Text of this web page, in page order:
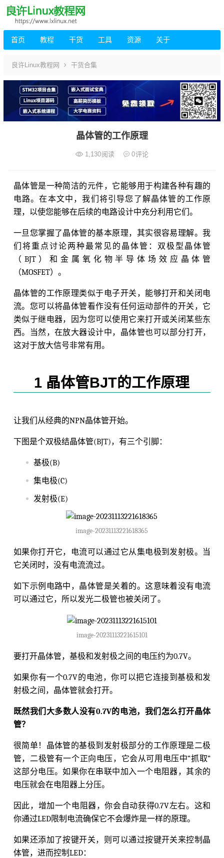
首页 教程 干货 工具 资源 关于
良许Linux教程网 干货合集
晶体管的工作原理
1,130阅读 0评论
晶体管是一种简洁的元件，它能够用于构建各种有趣的
电路。在本文中，我们将引导您了解晶体管的工作原
理，以使您能够在后续的电路设计中充分利用它们。
一旦您掌握了晶体管的基本原理，其实很容易理解。我
们将重点讨论两种最常见的晶体管：双极型晶体管
（BJT）和金属氧化物半导体场效应晶体管
（MOSFET）。
晶体管的工作原理类似于电子开关，能够打开和关闭电
流。您可以将晶体管看作没有任何运动部件的开关，它
类似于继电器，因为您可以使用它来打开或关闭某些东
西。当然，在放大器设计中，晶体管也可以部分打开，
这对于放大信号非常有用。
1 晶体管BJT的工作原理
让我们从经典的NPN晶体管开始。
下图是个双极结晶体管(BJT)，有三个引脚：
基极(B)
集电极(C)
发射极(E)
image-20231113221618365
如果你打开它，电流可以通过它从集电极到发射极。当
它关闭时，没有电流流过。
如下示例电路中，晶体管是关着的。这意味着没有电流
可以通过它，所以发光二极管也被关闭了。
image-20231113221615101
要打开晶体管，基极和发射极之间的电压约为0.7V。
如果你有一个0.7V的电池，你可以把它连接到基极和发
射极之间，晶体管就会打开。
既然我们大多数人没有0.7V的电池，我们怎么打开晶体
管？
很简单！晶体管的基极到发射极部分的工作原理是二极
管，二极管有一个正向电压，它会从可用电压中“抓取”
这部分电压。如果你在串联中加入一个电阻器，其余的
电压就会在电阻器上分压。
因此，增加一个电阻器，你会自动获得0.7V左右。这和
你通过LED限制电流确保它不会爆炸是一样的原理。
如果还添加了按键开关，则可以通过按键开关来控制晶
体管，进而控制LED：